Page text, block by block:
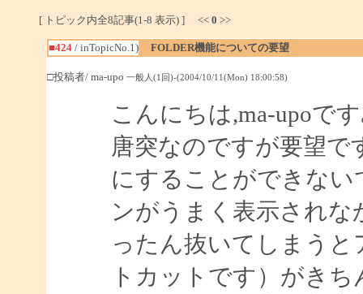
[ トピック内全8記事(1-8 表示) ] << 0 >>
■424/ inTopicNo.1) FOLDER機能についての要望
□投稿者/ ma-upo 一般人(1回)-(2004/10/11(Mon) 18:00:58)
こんにちは,ma-upoで
唐突なのですが要望で
にすることができな
ンがうまく表示され
ったん抜いてしまう
トカットです）がき